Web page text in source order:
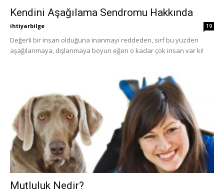
Kendini Aşağılama Sendromu Hakkında
ihtiyarbilge 19
Değerli bir insan olduğuna inanmayı reddeden, sırf bu yüzden
aşağılanmaya, dışlanmaya boyun eğen o kadar çok insan var ki!
Mutluluk Nedir?